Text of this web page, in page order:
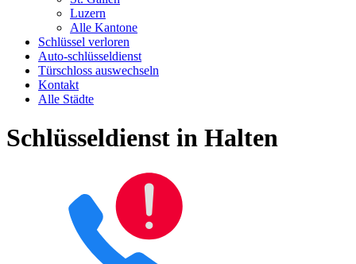
Luzern
Alle Kantone
Schlüssel verloren
Auto-schlüsseldienst
Türschloss auswechseln
Kontakt
Alle Städte
Schlüsseldienst in Halten